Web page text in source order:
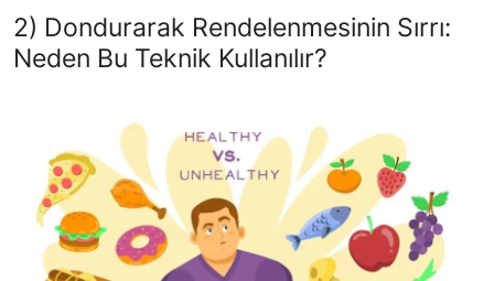
2) Dondurarak Rendelenmesinin Sırrı:
Neden Bu Teknik Kullanılır?